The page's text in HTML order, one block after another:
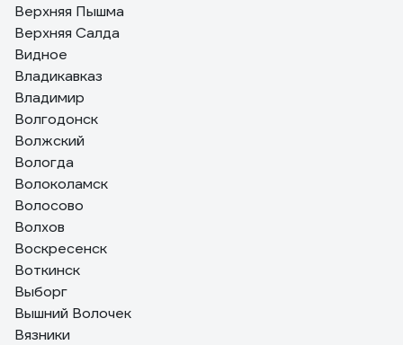
Верхняя Пышма
Верхняя Салда
Видное
Владикавказ
Владимир
Волгодонск
Волжский
Вологда
Волоколамск
Волосово
Волхов
Воскресенск
Воткинск
Выборг
Вышний Волочек
Вязники